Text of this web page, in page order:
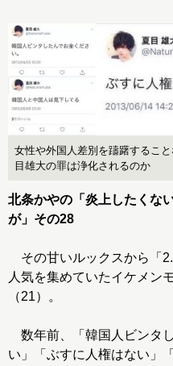
女性や外国人差別を躊躇するこ
目雄大の罪は浄化されるのか
北条かやの「炎上したくな
が」その28
その甘いルックスから「
人気を集めていたイケメン
（21）。
数年前、「韓国人ビンタ
い」「ぶすに人権はない」